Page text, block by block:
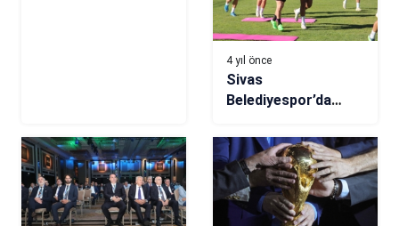
4 yıl önce
Sivas
Belediyespor’da
mesaisi başladı